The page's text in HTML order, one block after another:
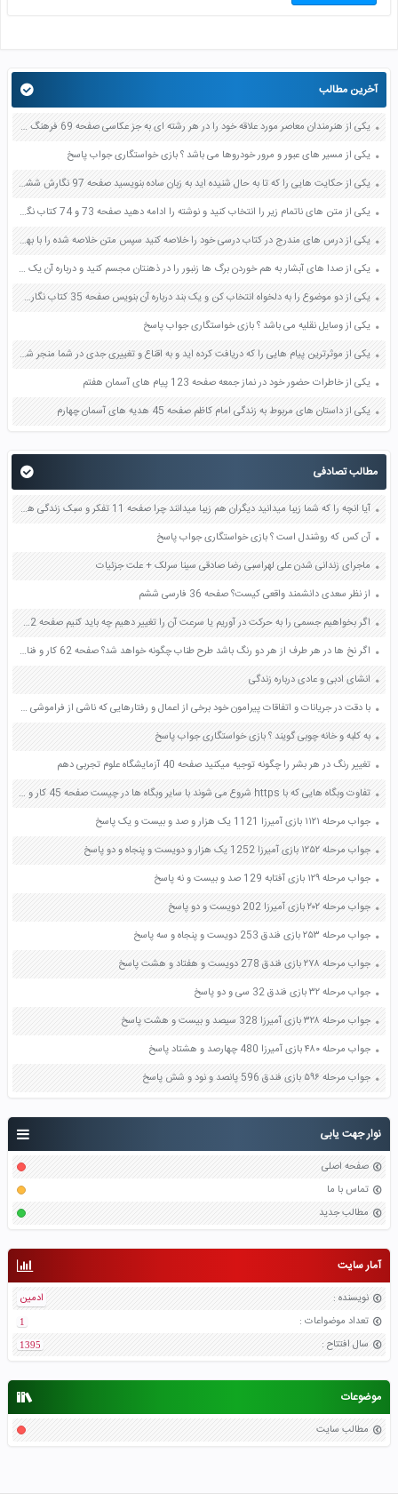
نوار جهت یابی
صفحه اصلی
تماس با ما
مطالب جدید
آمار سایت
نویسنده :
ادمین
تعداد موضواعات :
1
سال افتتاح :
1395
موضوعات
مطالب سایت
آخرین مطالب
یکی از هنرمندان معاصر مورد علاقه خود را در هر رشته ای به جز عکاسی صفحه 69 فرهنگ و هنر نهم
یکی از مسیر های عبور و مرور خودروها می باشد ؟ بازی خواستگاری جواب پاسخ
یکی از حکایت هایی را که تا به حال شنیده اید به زبان ساده بنویسید صفحه 97 نگارش ششم دبستان
یکی از متن های ناتمام زیر را انتخاب کنید و نوشته را ادامه دهید صفحه 73 و 74 کتاب نگارش فارسی پنجم دبستان
یکی از درس های مندرج در کتاب درسی خود را خلاصه کنید سپس متن خلاصه شده را با بهره گیری از روش های دسته بندی نمودار جدول نقشه مفهومی نشان دهید صفحه 118 نگارش یازدهم
یکی از صدا های آبشار به هم خوردن برگ ها زنبور را در ذهنتان مجسم کنید و درباره آن یک بند بنویسید صفحه 11 نگارش پنجم
یکی از دو موضوع را به دلخواه انتخاب کن و یک بند درباره آن بنویس صفحه 35 کتاب نگارش فارسی سوم
یکی از وسایل نقلیه می باشد ؟ بازی خواستگاری جواب پاسخ
یکی از موثرترین پیام هایی را که دریافت کرده اید و به اقناع و تغییری جدی در شما منجر شده است برسی کنید و علت این تاثیر گذاری قابل توجه را بنویسید صفحه 52 تفکر و سواد رسانه ای دهم
یکی از خاطرات حضور خود در نماز جمعه صفحه 123 پیام های آسمان هفتم
یکی از داستان های مربوط به زندگی امام کاظم صفحه 45 هدیه های آسمان چهارم
مطالب تصادفی
آیا انچه را که شما زیبا میدانید دیگران هم زیبا میدانند چرا صفحه 11 تفکر و سبک زندگی هشتم
آن کس که روشندل است ؟ بازی خواستگاری جواب پاسخ
ماجرای زندانی شدن علی لهراسبی رضا صادقی سینا سرلک + علت جزئیات
از نظر سعدی دانشمند واقعی کیست؟ صفحه 36 فارسی ششم
اگر بخواهیم جسمی را به حرکت در آوریم یا سرعت آن را تغییر دهیم چه باید کنیم صفحه 52 علوم نهم
اگر نخ ها در هر طرف از هر دو رنگ باشد طرح طناب چگونه خواهد شد؟ صفحه 62 کار و فناوری هشتم
انشای ادبی و عادی درباره زندگی
با دقت در جریانات و اتفاقات پیرامون خود برخی از اعمال و رفتارهایی که ناشی از فراموشی و غفلت از آخرت است را بیان کنید صفحه 45 دین و زندگی دهم
به کلبه و خانه چوبی گویند ؟ بازی خواستگاری جواب پاسخ
تغییر رنگ در هر بشر را چگونه توجیه میکنید صفحه 40 آزمایشگاه علوم تجربی دهم
تفاوت وبگاه هایی که با https شروع می شوند با سایر وبگاه ها در چیست صفحه 45 کار و فناوری هشتم
جواب مرحله ۱۱۲۱ بازی آمیرزا 1121 یک هزار و صد و بیست و یک پاسخ
جواب مرحله ۱۲۵۲ بازی آمیرزا 1252 یک هزار و دویست و پنجاه و دو پاسخ
جواب مرحله ۱۲۹ بازی آفتابه 129 صد و بیست و نه پاسخ
جواب مرحله ۲۰۲ بازی آمیرزا 202 دویست و دو پاسخ
جواب مرحله ۲۵۳ بازی فندق 253 دویست و پنجاه و سه پاسخ
جواب مرحله ۲۷۸ بازی فندق 278 دویست و هفتاد و هشت پاسخ
جواب مرحله ۳۲ بازی فندق 32 سی و دو پاسخ
جواب مرحله ۳۲۸ بازی آمیرزا 328 سیصد و بیست و هشت پاسخ
جواب مرحله ۴۸۰ بازی آمیرزا 480 چهارصد و هشتاد پاسخ
جواب مرحله ۵۹۶ بازی فندق 596 پانصد و نود و شش پاسخ